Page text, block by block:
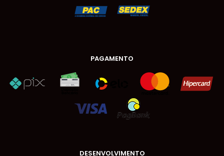
PAGAMENTO
DESENVOLVIMENTO